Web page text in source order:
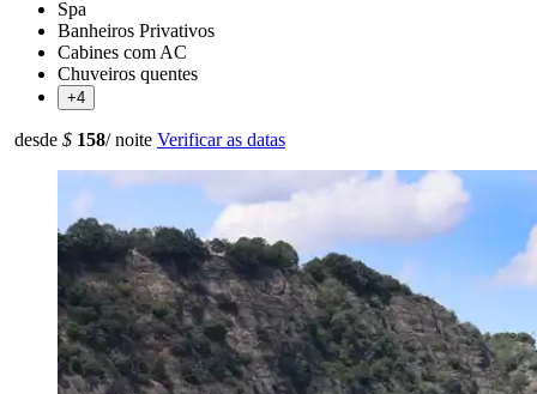
Spa
Banheiros Privativos
Cabines com AC
Chuveiros quentes
+4
desde $ 158/ noite Verificar as datas